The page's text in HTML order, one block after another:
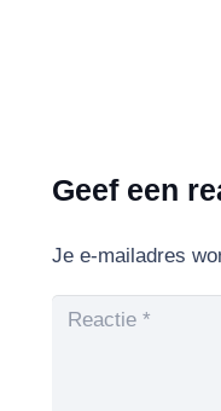
Geef een
Je e-mailadres